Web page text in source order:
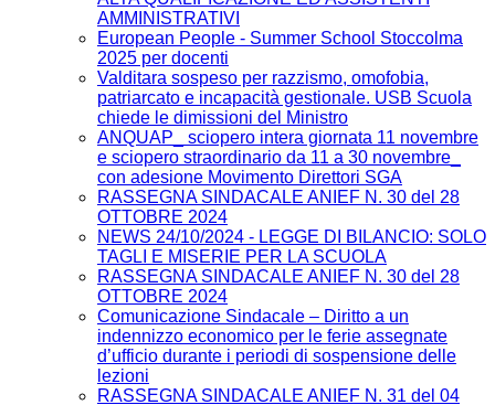
AMMINISTRATIVI
European People - Summer School Stoccolma
2025 per docenti
Valditara sospeso per razzismo, omofobia,
patriarcato e incapacità gestionale. USB Scuola
chiede le dimissioni del Ministro
ANQUAP_ sciopero intera giornata 11 novembre
e sciopero straordinario da 11 a 30 novembre_
con adesione Movimento Direttori SGA
RASSEGNA SINDACALE ANIEF N. 30 del 28
OTTOBRE 2024
NEWS 24/10/2024 - LEGGE DI BILANCIO: SOLO
TAGLI E MISERIE PER LA SCUOLA
RASSEGNA SINDACALE ANIEF N. 30 del 28
OTTOBRE 2024
Comunicazione Sindacale – Diritto a un
indennizzo economico per le ferie assegnate
d’ufficio durante i periodi di sospensione delle
lezioni
RASSEGNA SINDACALE ANIEF N. 31 del 04